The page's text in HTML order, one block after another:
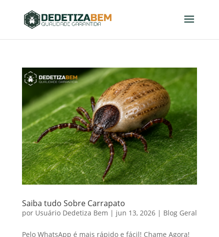
Saiba tudo Sobre Carrapato
por Usuário Dedetiza Bem | jun 13, 2026| Blog Geral
Pelo WhatsApp é mais rápido e fácil! Chame Agora!